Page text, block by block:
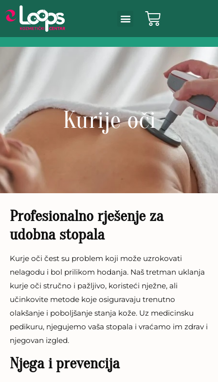
Kurije oči
Profesionalno rješenje za
udobna stopala
Kurje oči čest su problem koji može uzrokovati
nelagodu i bol prilikom hodanja. Naš tretman uklanja
kurje oči stručno i pažljivo, koristeći nježne, ali
učinkovite metode koje osiguravaju trenutno
olakšanje i poboljšanje stanja kože. Uz medicinsku
pedikuru, njegujemo vaša stopala i vraćamo im zdrav i
njegovan izgled.
Njega i prevencija